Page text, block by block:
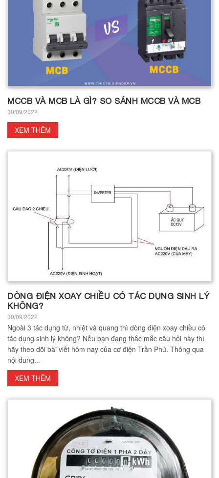
MCCB VÀ MCB LÀ GÌ? SO SÁNH MCCB VÀ MCB
30/09/2022
XEM THÊM
DÒNG ĐIỆN XOAY CHIỀU CÓ TÁC DỤNG SINH LÝ
KHÔNG?
30/09/2022
Ngoài 3 tác dụng từ, nhiệt và quang thì dòng điện xoay chiều có
tác dụng sinh lý không? Nếu bạn đang thắc mắc câu hỏi này thì
hãy theo dõi bài viết hôm nay của cơ điện Trần Phú. Thông qua
nội dung...
XEM THÊM